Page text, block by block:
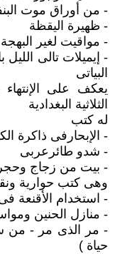
- من أوراق موت
- ظهيرة اليقظة
- مواقيت لغير البهجة
- إيميلات تالى الليل
البياتى
يعكف على
الثلاثية البغدادية
له كتب
- الإبحارفى ذاكرة
- شدو طائرعربى
- بيت من زجاج وحجر
وهى كتب حوارية
- استخدام الأقنعة
- منازل الحنين
- مر الذى مر - من
حياة )